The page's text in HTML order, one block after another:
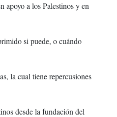
apoyo a los Palestinos y en
si puede, o cuándo
la cual tiene repercusiones
desde la fundación del